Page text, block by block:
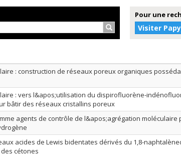
Rechercher…
Pour une
Visiter
décroissant
en ordre décroissant
: construction de réseaux poreux organiques
: vers l&apos;utilisation du dispirofluorène-
bâtir des réseaux cristallins poreux
agents de contrôle de l&apos;agrégation moléculaire
acides de Lewis bidentates dérivés du 1,8-
cétones